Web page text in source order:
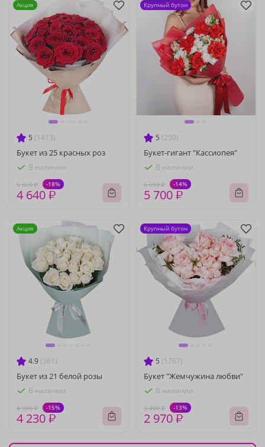
5 (1413)
Букет из 25 красных роз
В наличии
5 660 ₽ -18%
4 640 ₽
Акция
5 (250)
Букет-гигант "Кассиопея"
В наличии
6 610 ₽ -14%
5 700 ₽
Крупный бутон
4.9 (361)
Букет из 21 белой розы
В наличии
4 980 ₽ -15%
4 230 ₽
Акция
5 (1767)
Букет "Жемчужина любви"
В наличии
3 400 ₽ -13%
2 970 ₽
Крупный бутон